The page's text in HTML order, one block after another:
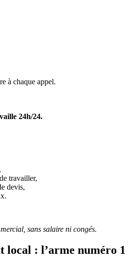
à chaque appel.
24h/24.
travailler,
devis,
sans salaire ni congés.
local : l’arme numéro 1